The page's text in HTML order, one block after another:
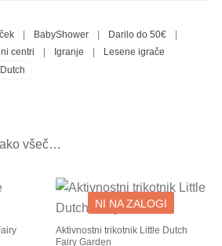
| BabyShower | Darilo do 50€
|
centri | Igranje |
Lesene igrače
všeč…
NI NA ZALOGI
Aktivnostni trikotnik Little Dutch
Fairy Garden